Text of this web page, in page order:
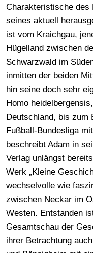
Charakteristische des
seines aktuell
ist vom Kraichgau,
Hügelland zwischen
Schwarzwald im
inmitten der beiden
hin seine doch sehr
Homo
Deutschland, bis zum
Fußball-Bundesliga
beschreibt Adam in
Verlag unlängst
Werk „Kleine
wechselvolle wie
zwischen Neckar im
Westen. Entstanden
Gesamtschau der
ihrer Betrachtung